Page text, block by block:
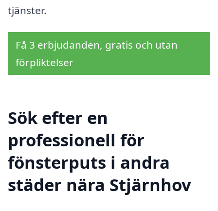
tjänster.
Få 3 erbjudanden, gratis och utan
förpliktelser
Sök efter en
professionell för
fönsterputs i andra
städer nära Stjärnhov